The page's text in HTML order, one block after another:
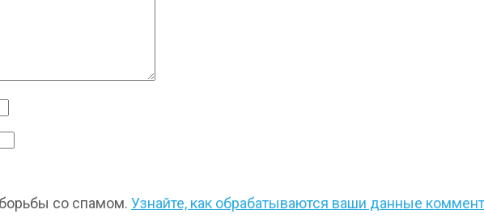
со спамом. Узнайте, как обрабатываются ваши данные